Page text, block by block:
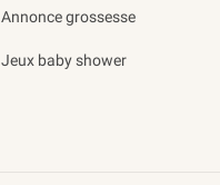
Annonce grossesse
Jeux baby shower